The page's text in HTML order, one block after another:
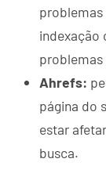
indexação
Ahrefs:
página do
estar
busca.